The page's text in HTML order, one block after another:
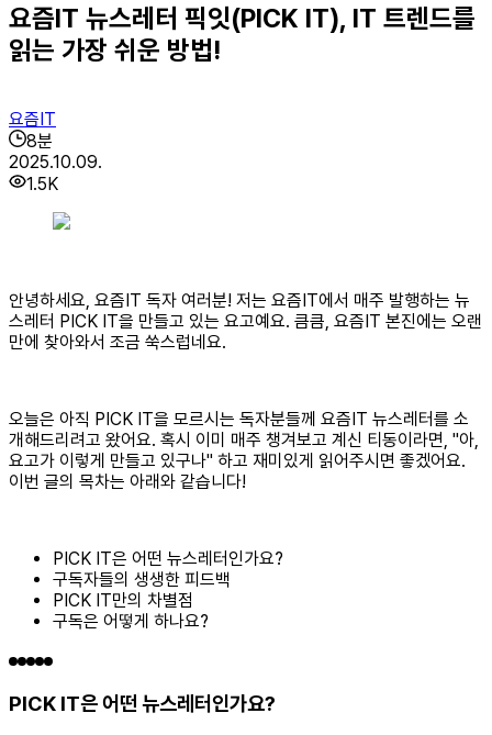
요즘IT 뉴스레터 픽잇(PICK IT), IT 트렌드를
읽는 가장 쉬운 방법!
요즘IT
8분
2025.10.09.
1.5K
안녕하세요, 요즘IT 독자 여러분! 저는 요즘IT에서 매주 발행하는 뉴
스레터 PICK IT을 만들고 있는 요고예요. 큼큼, 요즘IT 본진에는 오랜
만에 찾아와서 조금 쑥스럽네요.
오늘은 아직 PICK IT을 모르시는 독자분들께 요즘IT 뉴스레터를 소
개해드리려고 왔어요. 혹시 이미 매주 챙겨보고 계신 티동이라면, "아,
요고가 이렇게 만들고 있구나" 하고 재미있게 읽어주시면 좋겠어요.
이번 글의 목차는 아래와 같습니다!
PICK IT은 어떤 뉴스레터인가요?
구독자들의 생생한 피드백
PICK IT만의 차별점
구독은 어떻게 하나요?
PICK IT은 어떤 뉴스레터인가요?